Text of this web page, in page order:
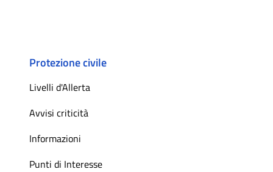
Protezione civile
Livelli d'Allerta
Avvisi criticità
Informazioni
Punti di Interesse